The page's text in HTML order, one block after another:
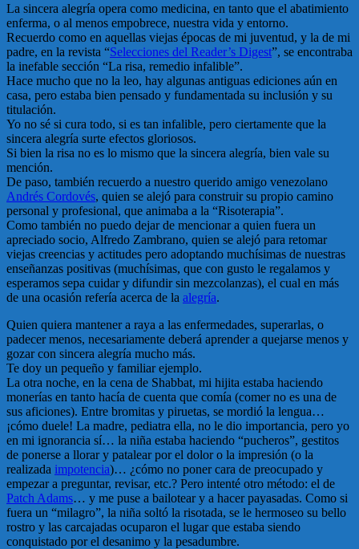
La sincera alegría opera como medicina, en tanto que el abatimiento
enferma, o al menos empobrece, nuestra vida y entorno.
Recuerdo como en aquellas viejas épocas de mi juventud, y la de mi
padre, en la revista “Selecciones del Reader’s Digest”, se encontraba
la inefable sección “La risa, remedio infalible”.
Hace mucho que no la leo, hay algunas antiguas ediciones aún en
casa, pero estaba bien pensado y fundamentada su inclusión y su
titulación.
Yo no sé si cura todo, si es tan infalible, pero ciertamente que la
sincera alegría surte efectos gloriosos.
Si bien la risa no es lo mismo que la sincera alegría, bien vale su
mención.
De paso, también recuerdo a nuestro querido amigo venezolano
Andrés Cordovés, quien se alejó para construir su propio camino
personal y profesional, que animaba a la “Risoterapia”.
Como también no puedo dejar de mencionar a quien fuera un
apreciado socio, Alfredo Zambrano, quien se alejó para retomar
viejas creencias y actitudes pero adoptando muchísimas de nuestras
enseñanzas positivas (muchísimas, que con gusto le regalamos y
esperamos sepa cuidar y difundir sin mezcolanzas), el cual en más
de una ocasión refería acerca de la alegría.
Quien quiera mantener a raya a las enfermedades, superarlas, o
padecer menos, necesariamente deberá aprender a quejarse menos y
gozar con sincera alegría mucho más.
Te doy un pequeño y familiar ejemplo.
La otra noche, en la cena de Shabbat, mi hijita estaba haciendo
monerías en tanto hacía de cuenta que comía (comer no es una de
sus aficiones). Entre bromitas y piruetas, se mordió la lengua…
¡cómo duele! La madre, pediatra ella, no le dio importancia, pero yo
en mi ignorancia sí… la niña estaba haciendo “pucheros”, gestitos
de ponerse a llorar y patalear por el dolor o la impresión (o la
realizada impotencia)… ¿cómo no poner cara de preocupado y
empezar a preguntar, revisar, etc.? Pero intenté otro método: el de
Patch Adams… y me puse a bailotear y a hacer payasadas. Como si
fuera un “milagro”, la niña soltó la risotada, se le hermoseo su bello
rostro y las carcajadas ocuparon el lugar que estaba siendo
conquistado por el desanimo y la pesadumbre.